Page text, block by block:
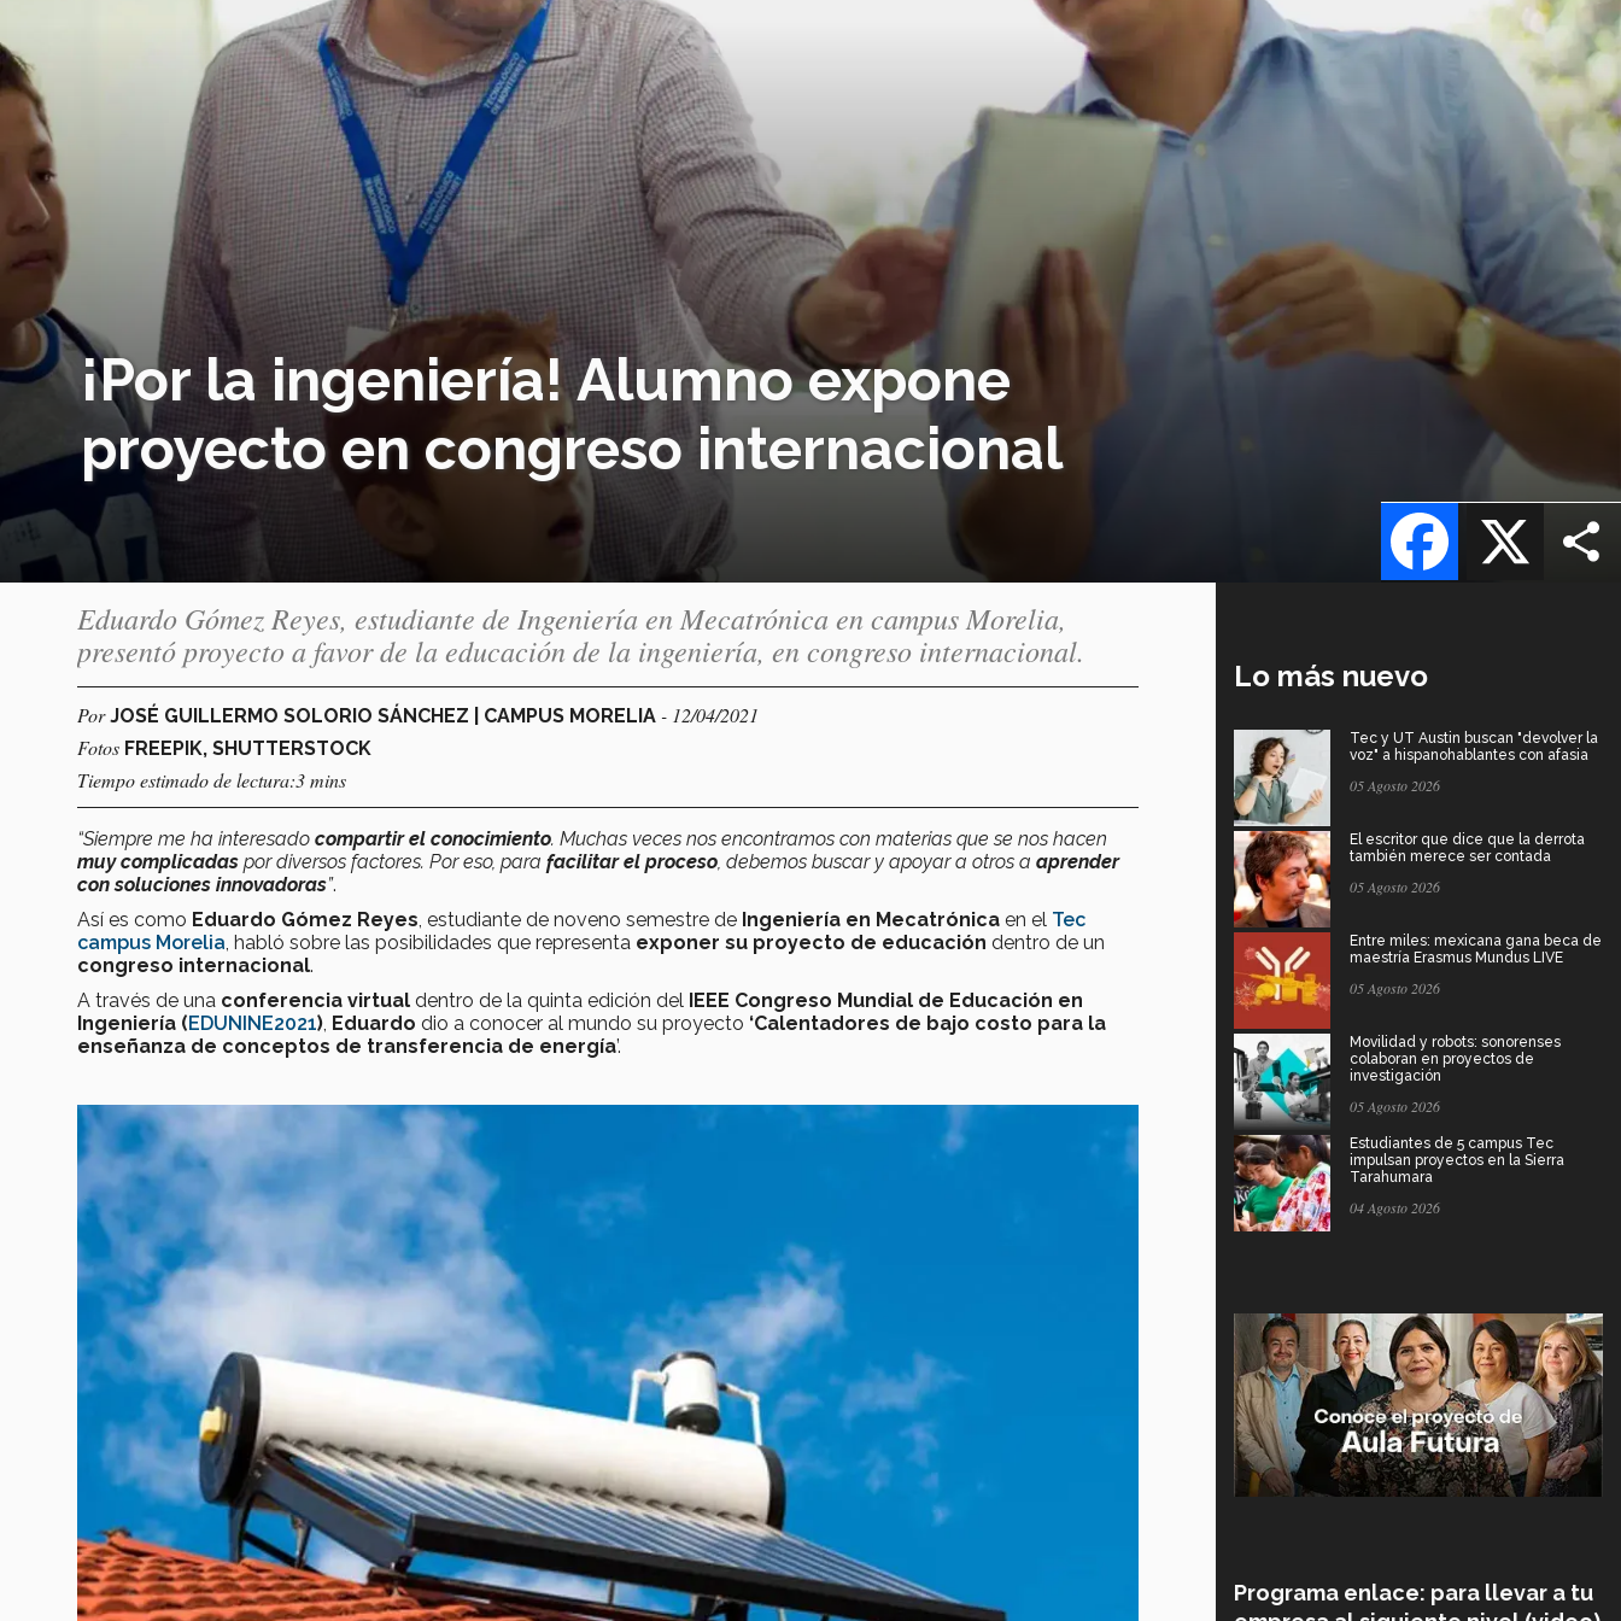
¡Por la ingeniería! Alumno expone
proyecto en congreso internacional
X
Facebook
Eduardo Gómez Reyes, estudiante de Ingeniería en Mecatrónica en campus Morelia,
presentó proyecto a favor de la educación de la ingeniería, en congreso internacional.
PorJOSÉ GUILLERMO SOLORIO SÁNCHEZ | CAMPUS MORELIA - 12/04/2021
Fotos FREEPIK, SHUTTERSTOCK
Tiempo estimado de lectura:3 mins
“Siempre me ha interesado compartir el conocimiento. Muchas veces nos encontramos con materias que se nos hacen
muy complicadas por diversos factores. Por eso, para facilitar el proceso , debemos buscar y apoyar a otros a aprender
con soluciones innovadoras”.
Así es como Eduardo Gómez Reyes , estudiante de noveno semestre de Ingeniería en Mecatrónica en el Tec
campus Morelia , habló sobre las posibilidades que representa exponer su proyecto de educación dentro de un
congreso internacional.
A través de una conferencia virtual dentro de la quinta edición del IEEE Congreso Mundial de Educación en
Ingeniería (EDUNINE2021) Eduardo dio a conocer al mundo su proyecto ‘Calentadores de bajo costo para la
enseñanza de conceptos de transferencia de energía’.
Lo más nuevo
Tec y UT Austin buscan "devolver la
voz" a hispanohablantes con afasia
05 Agosto 2026
El escritor que dice que la derrota
también merece ser contada
05 Agosto 2026
Entre miles: mexicana gana beca de
maestría Erasmus Mundus LIVE
05 Agosto 2026
Movilidad y robots: sonorenses
colaboran en proyectos de
investigación
05 Agosto 2026
Estudiantes de 5 campus Tec
impulsan proyectos en la Sierra
Tarahumara
04 Agosto 2026
Programa enlace: para llevar a tu